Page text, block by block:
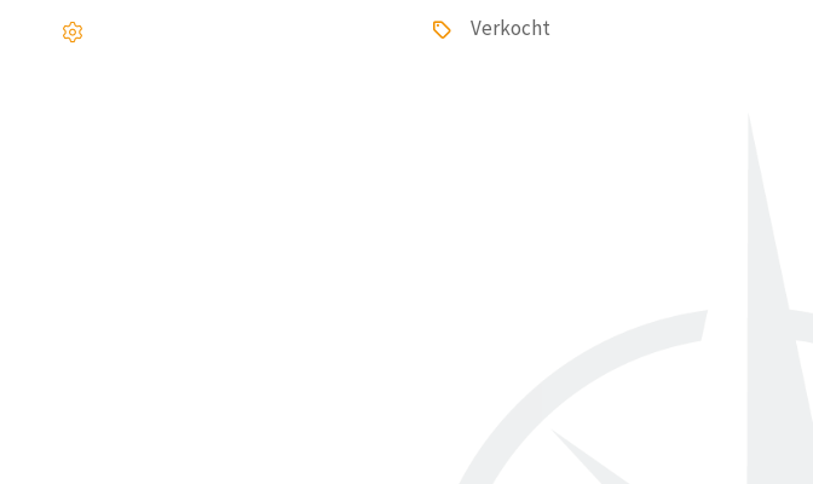
Verkocht